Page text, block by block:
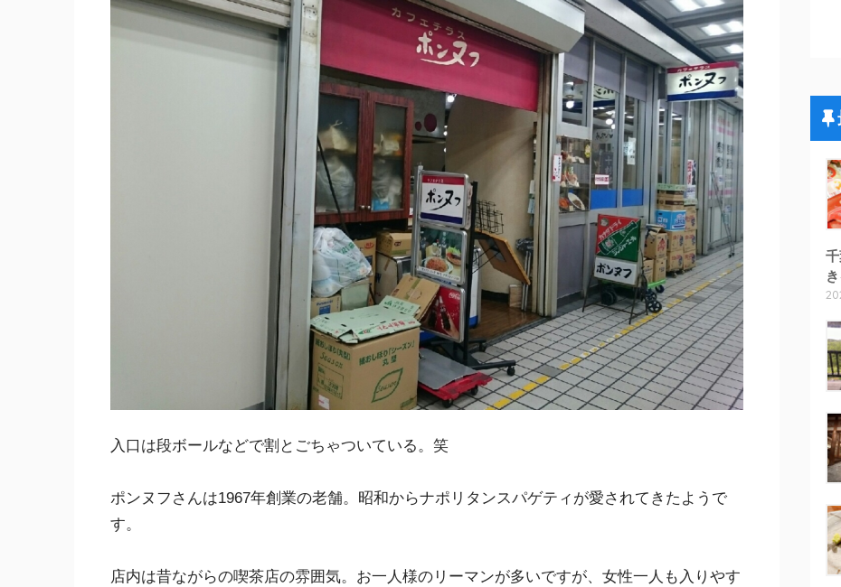
入口は段ボールなどで割とごちゃついている。笑
ポンヌフさんは1967年創業の老舗。昭和からナポリタンスパゲティが愛されてきたようで
す。
店内は昔ながらの喫茶店の雰囲気。お一人様のリーマンが多いですが、女性一人も入りやす